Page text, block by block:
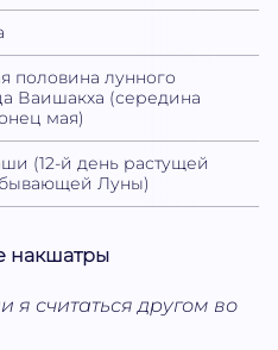
половина лунного
Ваишакха (середина
мая)
(12-й день растущей
Луны)
накшатры
я считаться другом во